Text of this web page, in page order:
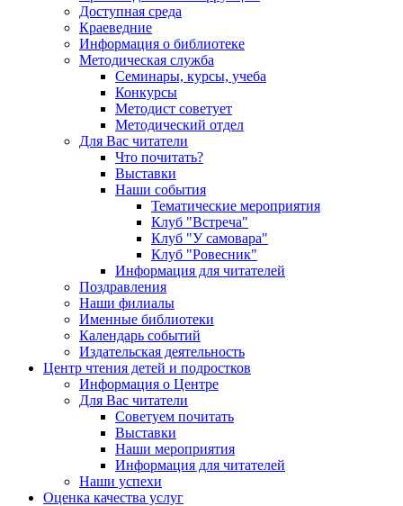
Доступная среда
Краеведние
Информация о библиотеке
Методическая служба
Семинары, курсы, учеба
Конкурсы
Методист советует
Методический отдел
Для Вас читатели
Что почитать?
Выставки
Наши события
Тематические мероприятия
Клуб "Встреча"
Клуб "У самовара"
Клуб "Ровесник"
Информация для читателей
Поздравления
Наши филиалы
Именные библиотеки
Календарь событий
Издательская деятельность
Центр чтения детей и подростков
Информация о Центре
Для Вас читатели
Советуем почитать
Выставки
Наши мероприятия
Информация для читателей
Наши успехи
Оценка качества услуг